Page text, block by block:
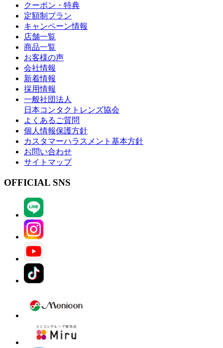
クーポン・特典
定額制プラン
キャンペーン情報
店舗一覧
商品一覧
お客様の声
会社情報
新着情報
採用情報
一般社団法人
日本コンタクトレンズ協会
よくあるご質問
個人情報保護方針
カスタマーハラスメント基本方針
お問い合わせ
サイトマップ
OFFICIAL SNS